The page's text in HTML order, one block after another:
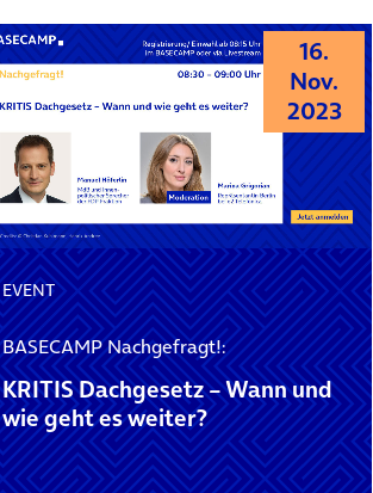
16.
Nov.
2023
EVENT
BASECAMP Nachgefragt!:
KRITIS Dachgesetz – Wann und
wie geht es weiter?